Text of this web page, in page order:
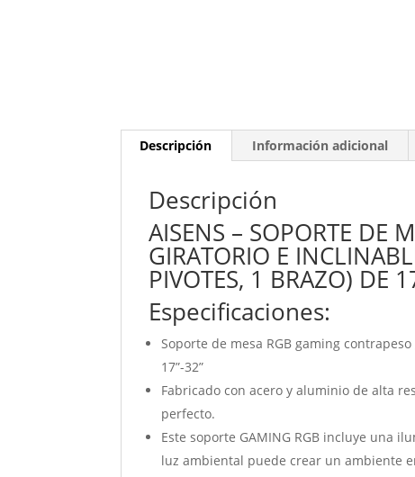
Descripción Información adicional
Descripción
AISENS – SOPORTE DE
GIRATORIO E
PIVOTES, 1 BRAZO) DE
Especificaciones:
Soporte de mesa RGB gaming
17”-32”
Fabricado con acero y aluminio de alta
perfecto.
Este soporte GAMING RGB incluye una
luz ambiental puede crear un ambiente